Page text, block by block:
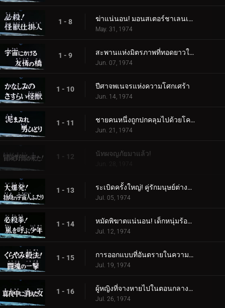
1 - 8 ฆ่าแน่นอน! มอนสเตอร์ชาเลนเจอร์!
May. 31, 1974
1 - 9 สะพานแห่งมิตรภาพที่ทอดยาวในอวกาศ
Jun. 07, 1974
1 - 10 ปีศาจพเนจรแห่งความโศกเศร้า
Jun. 14, 1974
1 - 11 ชายคนหนึ่งถูกปกคลุมไปด้วยโคลน
Jun. 21, 1974
1 - 12 นัทผจญภัยมาแล้ว!
Jun. 28, 1974
1 - 13 ระเบิดครั้งใหญ่! คู่รักมนุษย์ต่างดาวผู้สิ้นหวัง
Jul. 05, 1974
1 - 14 หมัดพิฆาตแน่นอน! เด็กหนุ่มร้องเรียกเมื่อเกิดพายุ
Jul. 12, 1974
1 - 15 การออกแบบที่อันตรายในความมืด! โจมตีด้วยจิตวิญญาณแห่งการต่อสู้
Jul. 19, 1974
1 - 16 ผู้หญิงที่จางหายไปในตอนกลางคืน
Jul. 26, 1974